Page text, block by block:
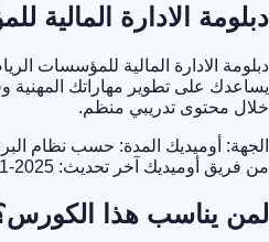
دبلومة الادارة المالية
دبلومة الادارة المالية للمؤسسات
يساعدك على تطوير مهاراتك
خلال محتوى تدريبي منظم.
الجهة: أوميديك المدة: حسب نظام
من فريق أوميديك آخر تحديث: 2025-11-02
لمن يناسب هذا